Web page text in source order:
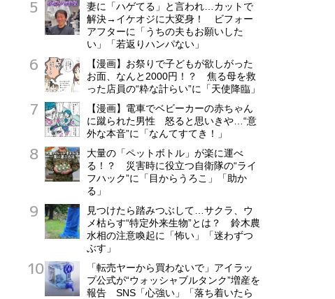
妻に「ハゲてる」と言われ…カットで
解決→イケオジに大変身！ ビフォー
アフターに「うちの夫もお願いした
い」「若返りハンパない」
【漫画】お祭りで子どもが欲しがった
お面、なんと2000円！？ 焦る母を救
った店員の“粋な計らい”に「天使降臨」
【漫画】電車でベビーカーの赤ちゃん
に蹴られた男性 怒ると思いきや…“意
外な本音”に「なんてすてき！」
大量の「ペットボトル」が楽に運べ
る！？ 災害時に役立つ自衛隊の“ライ
フハック”に「目からうろこ」「助か
る」
見つけたら踏みつぶして…サクラ、ウ
メ枯らす“特定外来生物”とは？ 鈴木農
水相の注意喚起に「怖い」「迷わずつ
ぶす」
「転売ヤーから買わないで」アイラッ
プ公式が“ウォッシャブルタンク”増産を
報告 SNS「心強い」「落ち着いたら